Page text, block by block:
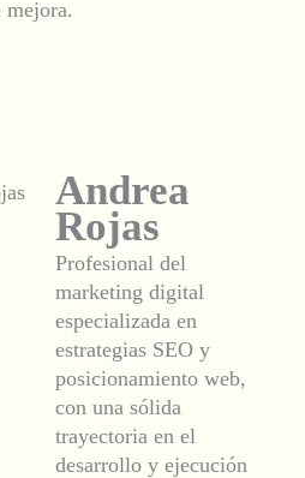
Andrea
Rojas
Profesional del
marketing digital
especializada en
estrategias SEO y
posicionamiento web,
con una sólida
trayectoria en el
desarrollo y ejecución